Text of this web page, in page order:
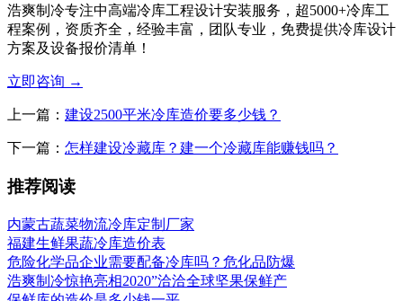
浩爽制冷专注中高端冷库工程设计安装服务，超5000+冷库工
程案例，资质齐全，经验丰富，团队专业，免费提供冷库设计
方案及设备报价清单！
立即咨询 →
上一篇： 建设2500平米冷库造价要多少钱？
下一篇： 怎样建设冷藏库？建一个冷藏库能赚钱吗？
推荐阅读
内蒙古蔬菜物流冷库定制厂家
福建生鲜果蔬冷库造价表
危险化学品企业需要配备冷库吗？危化品防爆
浩爽制冷惊艳亮相2020”洽洽全球坚果保鲜产